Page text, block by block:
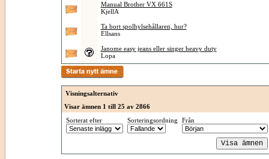
Manual Brother VX 661S
KjellA
Ta bort spolhylsehållaren, hur?
Ellsans
Janome easy jeans eller singer heavy duty
Lopa
Visningsalternativ
Visar ämnen 1 till 25 av 2866
Sorterat efter
Sorteringsordning Från